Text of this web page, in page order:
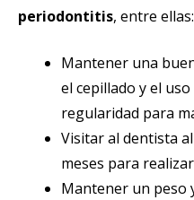
periodontitis, entre ellas:
Mantener una
el cepillado y el
regularidad para
Visitar al dentista
meses para
Mantener un peso